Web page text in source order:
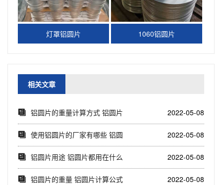
灯罩铝圆片 1060铝圆片
相关文章
​铝圆片的重量计算方式 铝圆片
价格计算公式
2022-05-08
使用铝圆片的厂家有哪些 铝圆
片用在哪里
2022-05-08
铝圆片用途 铝圆片都用在什么
地方
2022-05-08
铝圆片的重量 铝圆片计算公式 2022-05-08